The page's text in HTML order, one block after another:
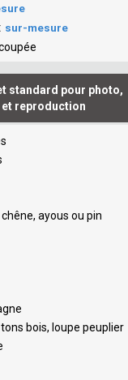
sur-mesure
standard pour photo,
reproduction
ayous ou pin
bois, loupe peuplier